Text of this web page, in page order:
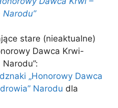
stare (nieaktualne)
Dawca Krwi-
„Honorowy Dawca
Narodu dla